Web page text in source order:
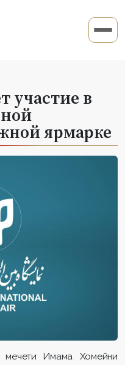
участие в
ярмарке
Имама Хомейни